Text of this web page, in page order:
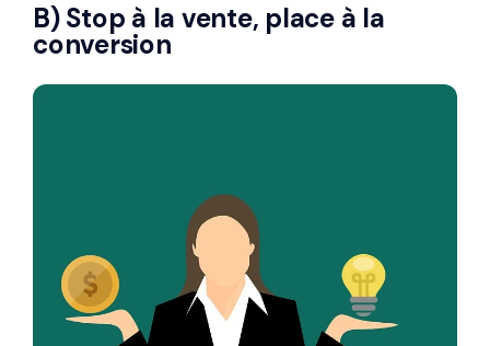
B) Stop à la vente, place à la
conversion